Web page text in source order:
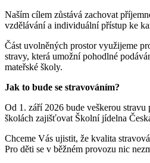
Naším cílem zůstává zachovat
vzdělávání a individuální přístup ke
Část uvolněných prostor využijeme
stravy, která umožní pohodlné
mateřské školy.
Jak to bude se stravováním?
Od 1. září 2026 bude veškerou
školách zajišťovat Školní jídelna
Chceme Vás ujistit, že kvalita
Pro děti se v běžném provozu nic